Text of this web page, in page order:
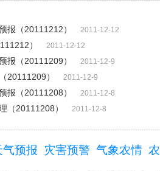
报（20111212）
2011-12-12
） 2011-12-12
报（20111209） 2011-12-9
20111209） 2011-12-9
报（20111208） 2011-12-8
（20111208） 2011-12-8
气预报 灾害预警 气象农情